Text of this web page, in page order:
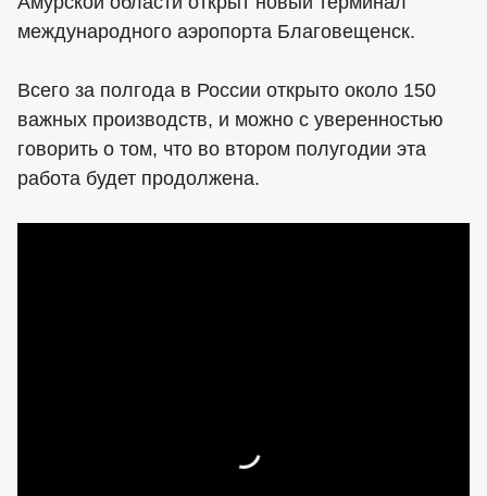
международного аэропорта Благовещенск.
Всего за полгода в России открыто около 150
важных производств, и можно с уверенностью
говорить о том, что во втором полугодии эта
работа будет продолжена.